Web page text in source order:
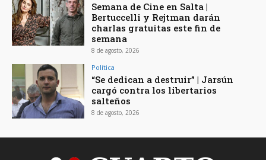
Semana de Cine en Salta |
Bertuccelli y Rejtman darán
charlas gratuitas este fin de
semana
8 de agosto, 2026
Política
“Se dedican a destruir” | Jarsún
cargó contra los libertarios
salteños
8 de agosto, 2026